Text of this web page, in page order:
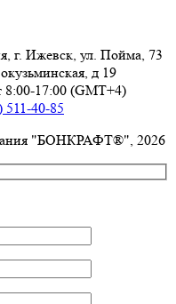
г. Ижевск, ул. Пойма, 73
д 19
17:00 (GMT+4)
511-40-85
"БОНКРАФТ®", 2026